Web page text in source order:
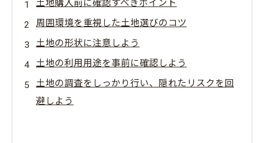
土地購入前に確認すべきポイント
周囲環境を重視した土地選びのコツ
土地の形状に注意しよう
土地の利用用途を事前に確認しよう
土地の調査をしっかり行い、隠れたリスクを回
避しよう